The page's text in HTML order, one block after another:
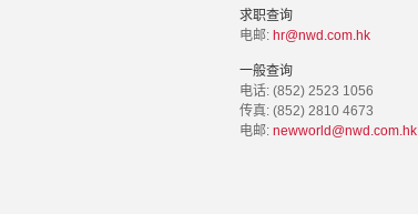
求职查询
电邮: hr@nwd.com.hk
一般查询
电话: (852) 2523 1056
传真: (852) 2810 4673
电邮: newworld@nwd.com.hk